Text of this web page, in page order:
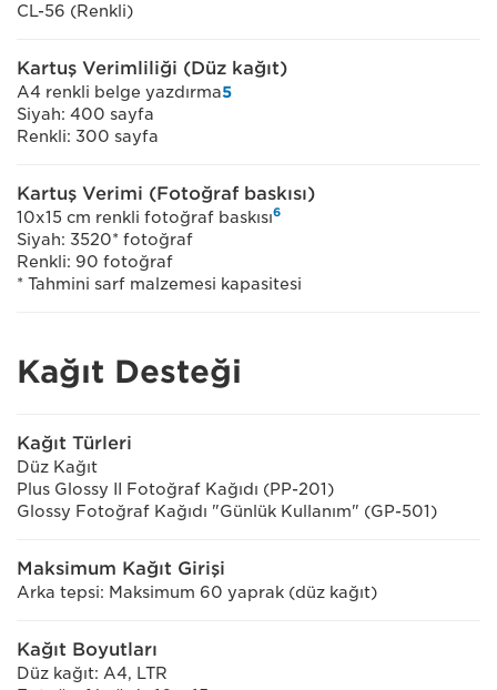
CL-56 (Renkli)
Kartuş Verimliliği (Düz kağıt)
A4 renkli belge yazdırma5
Siyah: 400 sayfa
Renkli: 300 sayfa
Kartuş Verimi (Fotoğraf baskısı)
10x15 cm renkli fotoğraf baskısı6
Siyah: 3520* fotoğraf
Renkli: 90 fotoğraf
* Tahmini sarf malzemesi kapasitesi
Kağıt Desteği
Kağıt Türleri
Düz Kağıt
Plus Glossy II Fotoğraf Kağıdı (PP-201)
Glossy Fotoğraf Kağıdı "Günlük Kullanım" (GP-501)
Maksimum Kağıt Girişi
Arka tepsi: Maksimum 60 yaprak (düz kağıt)
Kağıt Boyutları
Düz kağıt: A4, LTR